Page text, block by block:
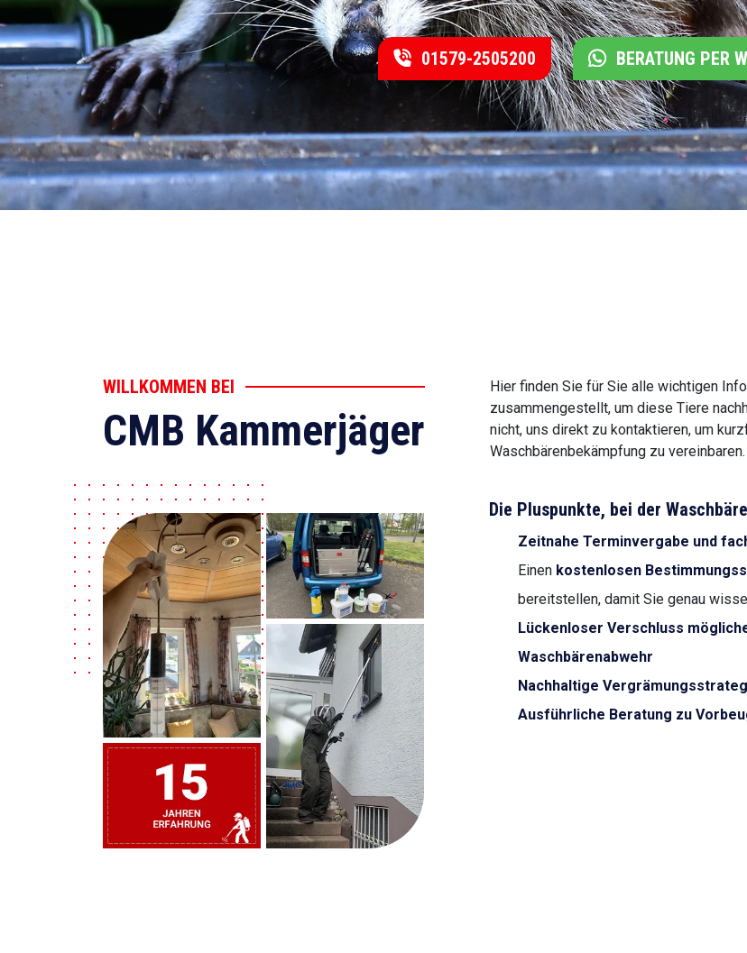
01579-2505200 BERATUNG PER
WILLKOMMEN BEI
CMB Kammerjäger
Hier finden Sie für Sie alle wichtigen
zusammengestellt, um diese Tiere
nicht, uns direkt zu kontaktieren, um
Waschbärenbekämpfung zu vereinbaren.
Die Pluspunkte, bei der
Zeitnahe Terminvergabe und
Einen kostenlosen
bereitstellen, damit Sie genau
Lückenloser Verschluss
Waschbärenabwehr
Nachhaltige
Ausführliche Beratung zu